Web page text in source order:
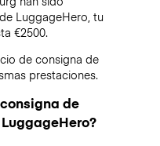
LuggageHero, tu
€2500.
de consigna de
prestaciones.
de